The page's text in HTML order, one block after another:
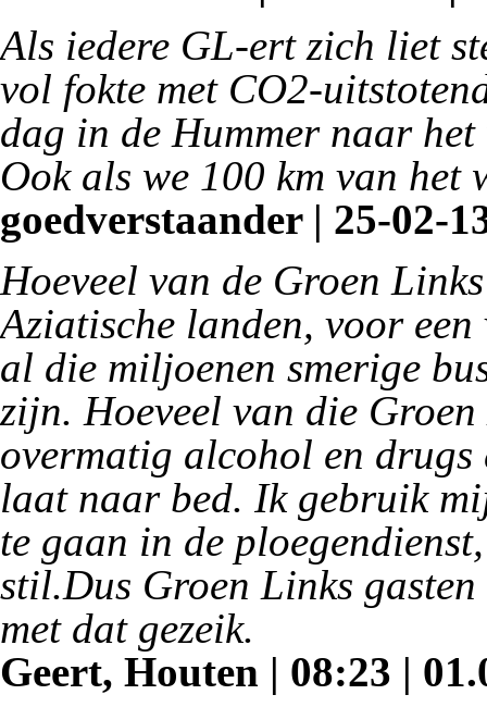
Als iedere GL-ert zich liet
vol fokte met CO2-
dag in de Hummer naar
Ook als we 100 km van het
goedverstaander | 25-02-
Hoeveel van de Groen
Aziatische landen, voor
al die miljoenen smerige
zijn. Hoeveel van die
overmatig alcohol en drugs
laat naar bed. Ik gebruik
te gaan in de
stil.Dus Groen Links
met dat gezeik.
Geert, Houten | 08:23 |